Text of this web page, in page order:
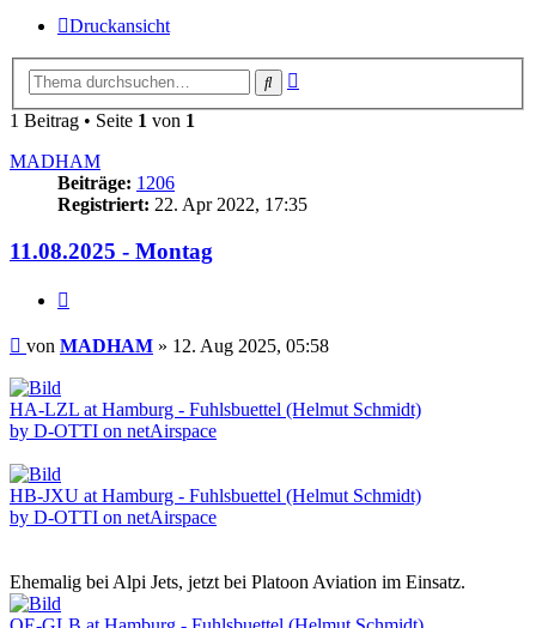
Druckansicht
Suche
1 Beitrag • Seite 1 von 1
MADHAM
Beiträge: 1206
Registriert: 22. Apr 2022, 17:35
11.08.2025 - Montag
Beitrag
von MADHAM » 12. Aug 2025, 05:58
HA-LZL at Hamburg - Fuhlsbuettel (Helmut Schmidt)
by D-OTTI on netAirspace
HB-JXU at Hamburg - Fuhlsbuettel (Helmut Schmidt)
by D-OTTI on netAirspace
Ehemalig bei Alpi Jets, jetzt bei Platoon Aviation im Einsatz.